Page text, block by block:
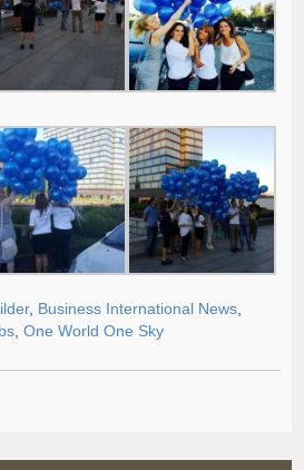
, Business International News,
,One World One Sky